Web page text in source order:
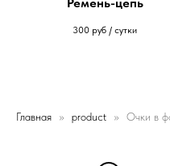
300 руб / сутки
Главная product Очки в